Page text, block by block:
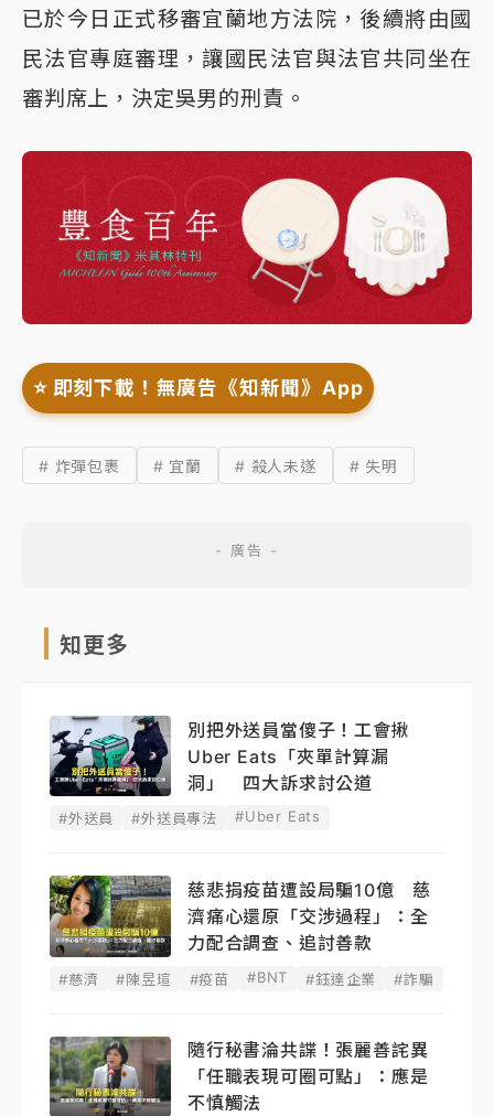
已於今日正式移審宜蘭地方法院，後續將由國
民法官專庭審理，讓國民法官與法官共同坐在
審判席上，決定吳男的刑責。
⭐️ 即刻下載！無廣告《知新聞》App
# 炸彈包裹 # 宜蘭 # 殺人未遂 # 失明
知更多
別把外送員當傻子！工會揪
Uber Eats「夾單計算漏
洞」 四大訴求討公道
#外送員 #外送員專法 #Uber Eats
慈悲捐疫苗遭設局騙10億 慈
濟痛心還原「交涉過程」：全
力配合調查、追討善款
#慈濟 #陳昱瑄 #疫苗 #BNT #鈺達企業 #詐騙
隨行秘書淪共諜！張麗善詫異
「任職表現可圈可點」：應是
不慎觸法